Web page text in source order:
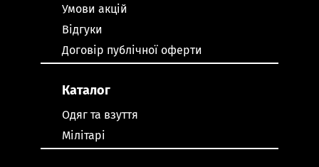
Умови акцій
Відгуки
Договір публічної оферти
Каталог
Одяг та взуття
Мілітарі